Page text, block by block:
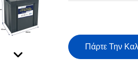
Πάρτε Την